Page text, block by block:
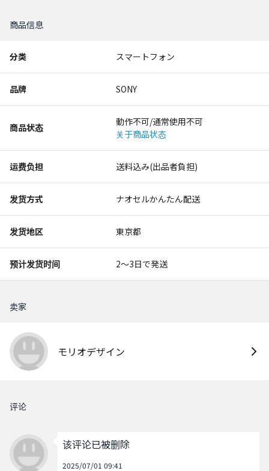
商品信息
分类 スマートフォン
品牌 SONY
商品状态
動作不可/通常使用不可
关于商品状态
运费负担 送料込み(出品者負担)
发货方式 ナオセルかんたん配送
发货地区 東京都
预计发货时间 2〜3日で発送
卖家
モリオデザイン
评论
该评论已被删除
2025/07/01 09:41